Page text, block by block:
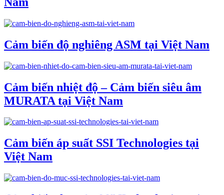
Cảm biến độ nghiêng ASM tại Việt Nam
Cảm biến nhiệt độ – Cảm biến siêu âm
MURATA tại Việt Nam
Cảm biến áp suất SSI Technologies tại
Việt Nam